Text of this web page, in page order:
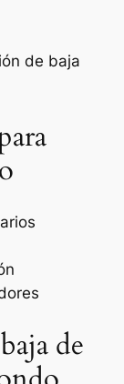
de baja
de